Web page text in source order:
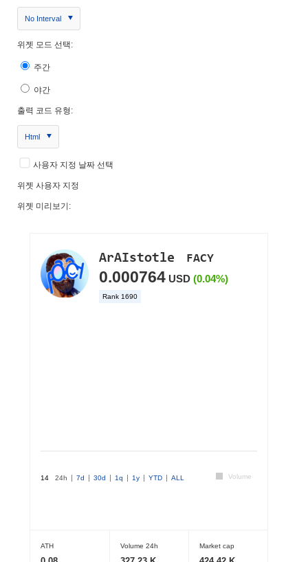
No Interval
위젯 모드 선택:
주간
야간
출력 코드 유형:
Html
사용자 지정 날짜 선택
위젯 사용자 지정
위젯 미리보기: